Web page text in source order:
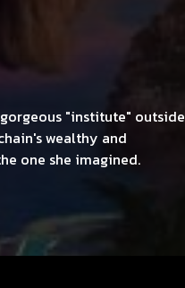
"institute" outside
wealthy and
one she imagined.